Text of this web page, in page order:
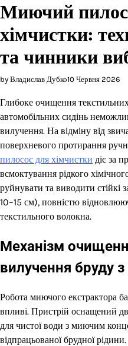
Миючий
хімчистки:
та чинники
by Владислав Дубко10 Червня 2026
Глибоке очищення
автомобільних сидінь
вилучення. На відміну від
поверхневого протирання
пилосос для хімчистки діє за
всмоктування рідкого
руйнувати та виводити стійкі
10–15 см), повністю
текстильного волокна.
Механізм
вилучення бруду
Робота миючого екстрактора
впливі. Пристрій оснащений
для чистої води з миючим
відпрацьованої брудної рідини.